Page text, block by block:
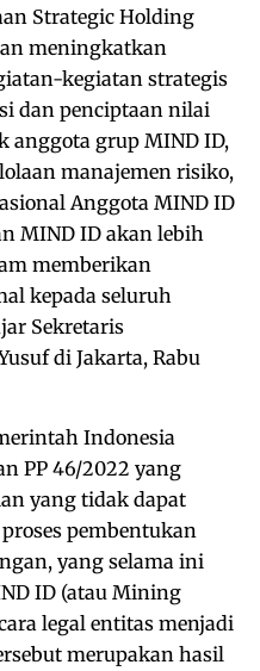
Strategic Holding
meningkatkan
kegiatan strategis
dan penciptaan nilai
anggota grup MIND ID,
manajemen risiko,
Anggota MIND ID
MIND ID akan lebih
memberikan
kepada seluruh
Sekretaris
di Jakarta, Rabu
Indonesia
PP 46/2022 yang
yang tidak dapat
pembentukan
yang selama ini
ID (atau Mining
legal entitas menjadi
merupakan hasil